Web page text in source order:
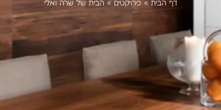
דף הבית »פרויקטים »הבית של שרה ואלי